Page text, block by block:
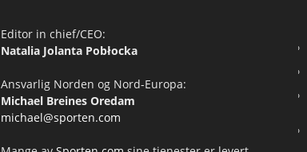
Editor in chief/CEO:
Natalia Jolanta Pobłocka
Ansvarlig Norden og Nord-Europa:
Michael Breines Oredam
michael@sporten.com